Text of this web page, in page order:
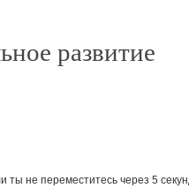
развитие
ты не переместитесь через 5